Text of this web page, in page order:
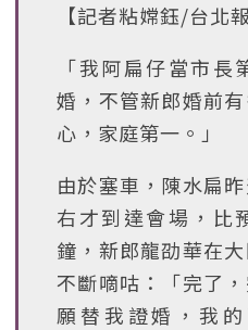
【記者粘嫦鈺/台北報
「我阿扁仔當市
婚，不管新郎婚前
心，家庭第一。」
由於塞車，陳水扁
右才到達會場，比
鐘，新郎龍劭華在
不斷嘀咕：「完了
願替我證婚，我